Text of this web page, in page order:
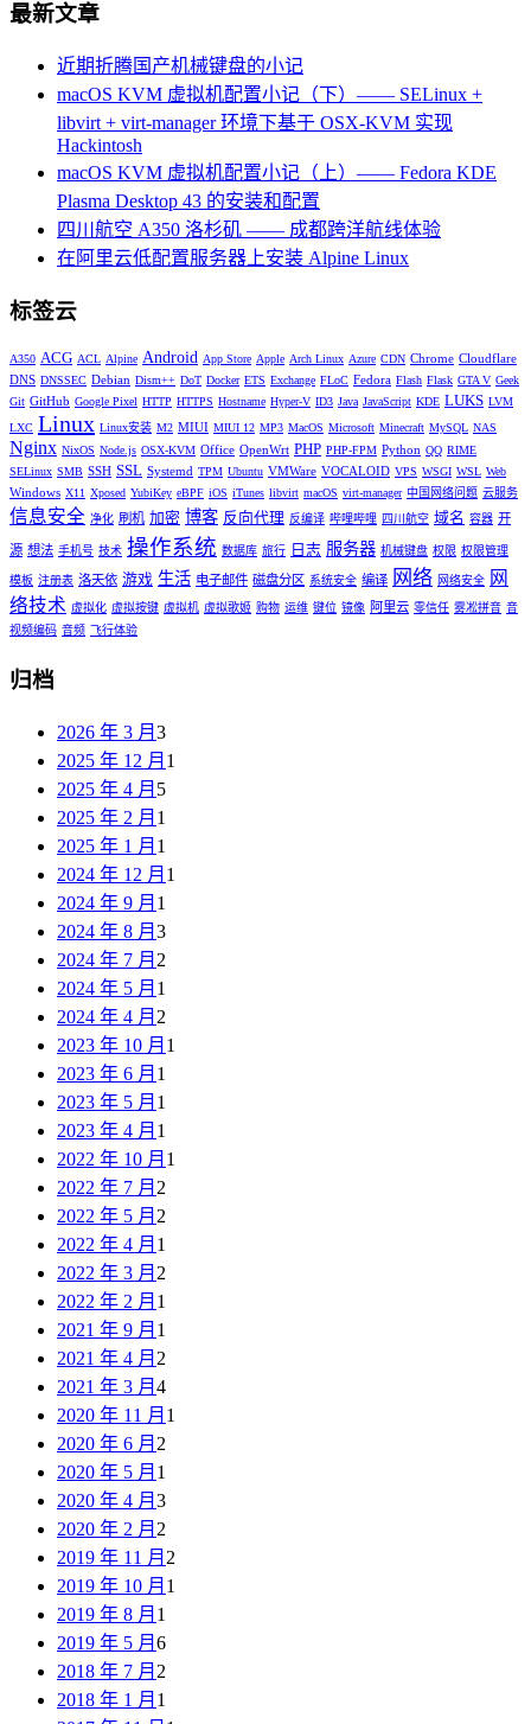
最新文章
近期折腾国产机械键盘的小记
macOS KVM 虚拟机配置小记（下）—— SELinux +
libvirt + virt-manager 环境下基于 OSX-KVM 实现
Hackintosh
macOS KVM 虚拟机配置小记（上）—— Fedora KDE
Plasma Desktop 43 的安装和配置
四川航空 A350 洛杉矶 —— 成都跨洋航线体验
在阿里云低配置服务器上安装 Alpine Linux
标签云
A350 ACG ACL Alpine Android App Store Apple Arch Linux Azure CDN Chrome Cloudflare
DNS DNSSEC Debian Dism++ DoT Docker ETS Exchange FLoC Fedora Flash Flask GTA V Geek
Git GitHub Google Pixel HTTP HTTPS Hostname Hyper-V ID3 Java JavaScript KDE LUKS LVM
LXC Linux Linux安装 M2 MIUI MIUI 12 MP3 MacOS Microsoft Minecraft MySQL NAS
Nginx NixOS Node.js OSX-KVM Office OpenWrt PHP PHP-FPM Python QQ RIME
SELinux SMB SSH SSL Systemd TPM Ubuntu VMWare VOCALOID VPS WSGI WSL Web
Windows X11 Xposed YubiKey eBPF iOS iTunes libvirt macOS virt-manager 中国网络问题 云服务
信息安全 净化 刷机 加密 博客 反向代理 反编译 哔哩哔哩 四川航空 域名 容器 开
源 想法 手机号 技术 操作系统 数据库 旅行 日志 服务器 机械键盘 权限 权限管理
模板 注册表 洛天依 游戏 生活 电子邮件 磁盘分区 系统安全 编译 网络 网络安全 网
络技术 虚拟化 虚拟按键 虚拟机 虚拟歌姬 购物 运维 键位 镜像 阿里云 零信任 雾凇拼音 音
视频编码 音频 飞行体验
归档
2026 年 3 月 3
2025 年 12 月 1
2025 年 4 月 5
2025 年 2 月 1
2025 年 1 月 1
2024 年 12 月 1
2024 年 9 月 1
2024 年 8 月 3
2024 年 7 月 2
2024 年 5 月 1
2024 年 4 月 2
2023 年 10 月 1
2023 年 6 月 1
2023 年 5 月 1
2023 年 4 月 1
2022 年 10 月 1
2022 年 7 月 2
2022 年 5 月 2
2022 年 4 月 1
2022 年 3 月 2
2022 年 2 月 1
2021 年 9 月 1
2021 年 4 月 2
2021 年 3 月 4
2020 年 11 月 1
2020 年 6 月 2
2020 年 5 月 1
2020 年 4 月 3
2020 年 2 月 2
2019 年 11 月 2
2019 年 10 月 1
2019 年 8 月 1
2019 年 5 月 6
2018 年 7 月 2
2018 年 1 月 1